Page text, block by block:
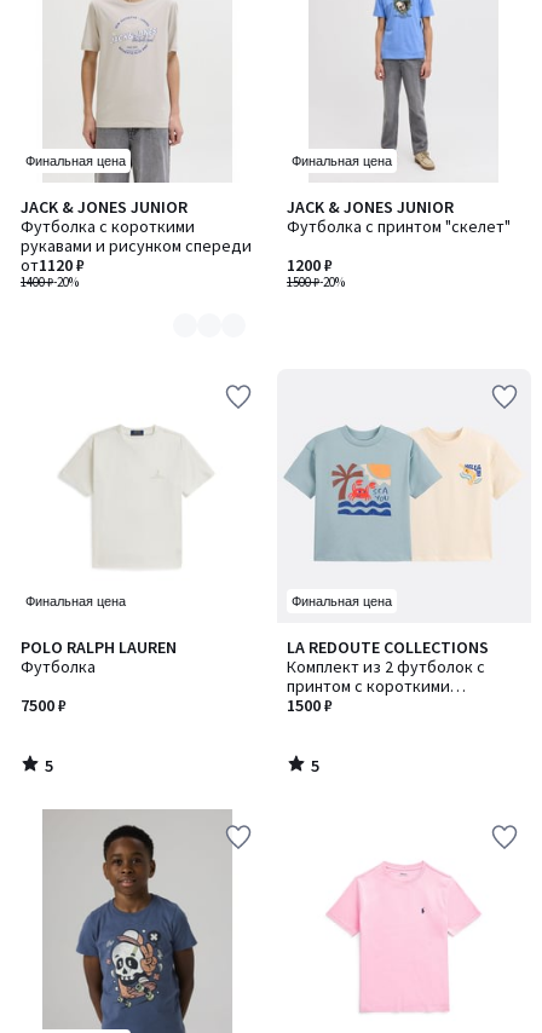
Финальная цена
JACK & JONES JUNIOR
Футболка с короткими
рукавами и рисунком спереди
1400 ₽-20%
от1120 ₽
Количество
цветов:
3
Финальная цена
JACK & JONES JUNIOR
Футболка с принтом "скелет"
1500 ₽-20%
1200 ₽
Финальная цена
POLO RALPH LAUREN
Футболка
7500 ₽
5
/
5
/
Финальная цена
LA REDOUTE COLLECTIONS
Комплект из 2 футболок с
принтом с короткими
рукавами и круглым вырезом
1500 ₽
5
/
5
5
/